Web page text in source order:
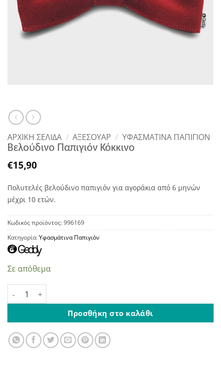
ΑΡΧΙΚΉ ΣΕΛΊΔΑ / ΑΞΕΣΟΥΑΡ / ΥΦΑΣΜΆΤΙΝΑ ΠΑΠΙΓΙΌΝ
Βελούδινο Παπιγιόν Κόκκινο
€15,90
Πολυτελές βελούδινο παπιγιόν για αγοράκια από 6 μηνών
μέχρι 10 ετών.
Κωδικός προϊόντος:996169
Κατηγορία:Υφασμάτινα Παπιγιόν
Σε απόθεμα
Βελούδινο Παπιγιόν Κόκκινο ποσότητα
Προσθήκη στο καλάθι